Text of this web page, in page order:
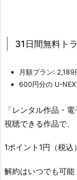
31日間無料ト
月額プラン:
600円分の U-
「レンタル作品・
視聴できる作品で、
1ポイント1円（税込
解約はいつでも可能